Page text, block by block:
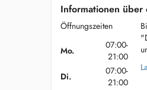
Informationen über
Öffnungszeiten
Mo.
07:00-
21:00
Di.
07:00-
21:00